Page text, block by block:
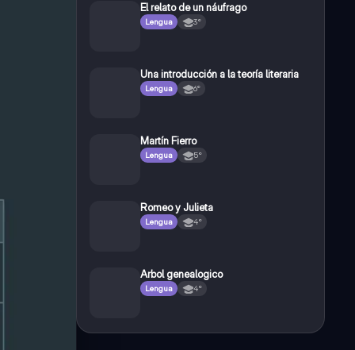
El relato de un náufrago
Lengua 3°
Una introducción a la teoría literaria
Lengua 6°
Martín Fierro
Lengua 5°
Romeo y Julieta
Lengua 4°
Arbol genealogico
Lengua 4°